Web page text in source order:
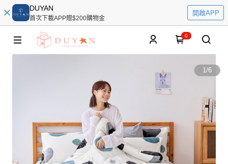
DUYAN
首次下載APP贈$200購物金
開啟APP
0
1/6